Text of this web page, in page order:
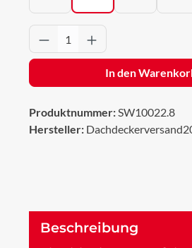
Produkt Anzahl: Gib
In den
Produktnummer:SW10022.8
Hersteller:
Beschreibung